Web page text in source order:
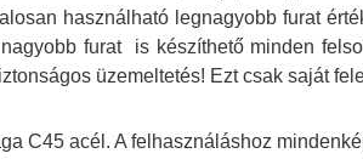
használható legnagyobb furat
furat is készíthető minden
üzemeltetés! Ezt csak saját
C45 acél. A felhasználáshoz